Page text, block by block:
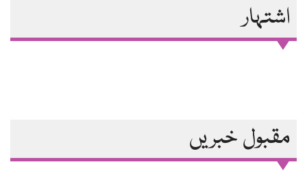
اشتہار
مقبول خبریں